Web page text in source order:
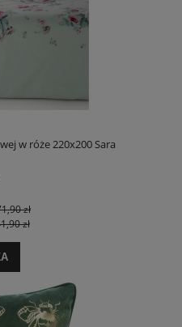
w róże 220x200 Sara
zł
zł